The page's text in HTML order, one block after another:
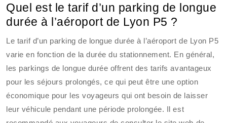
Quel est le tarif d’un parking de longue
durée à l’aéroport de Lyon P5 ?
Le tarif d’un parking de longue durée à l’aéroport de Lyon P5
varie en fonction de la durée du stationnement. En général,
les parkings de longue durée offrent des tarifs avantageux
pour les séjours prolongés, ce qui peut être une option
économique pour les voyageurs qui ont besoin de laisser
leur véhicule pendant une période prolongée. Il est